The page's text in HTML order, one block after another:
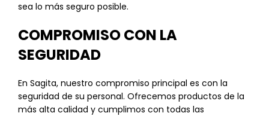
sea lo más seguro posible.
COMPROMISO CON LA
SEGURIDAD
En Sagita, nuestro compromiso principal es con la
seguridad de su personal. Ofrecemos productos de la
más alta calidad y cumplimos con todas las